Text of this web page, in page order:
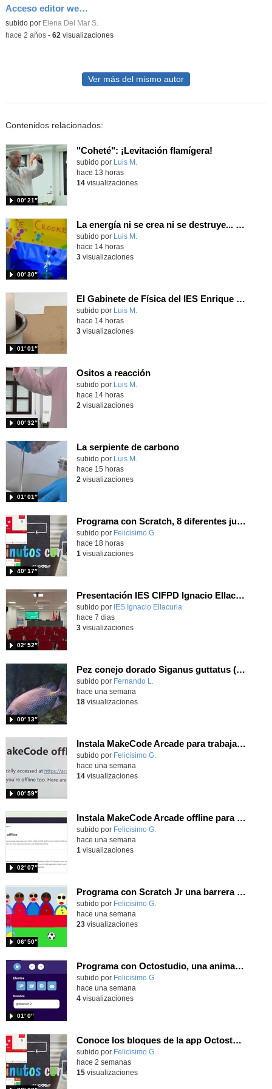
Acceso editor web-code.org
Contenido educativo.
subido por Elena Del Mar S.
-hace 2 años- 62 visualizaciones
Ver más del mismo autor
Contenidos relacionados:
"Coheté": ¡Levitación flamígera!
Contenido educativo.
subido por Luis M.
00′ 21″
hace 13 horas
14visualizaciones
La energía ni se crea ni se destruye... ¡se experimenta! El Tierno en la Feria Madrid es Ciencia 2026
Contenido educativo.
subido por Luis M.
00′ 30″
hace 14 horas
3visualizaciones
El Gabinete de Física del IES Enrique Tierno Galván de Parla (Curso 25-26)
Contenido educativo.
subido por Luis M.
01′ 01″
hace 14 horas
3visualizaciones
Ositos a reacción
Contenido educativo.
subido por Luis M.
00′ 32″
hace 14 horas
2 visualizaciones
La serpiente de carbono
Contenido educativo.
subido por Luis M.
01′ 01″
hace 15 horas
2 visualizaciones
Programa con Scratch, 8 diferentes juegos para vivir la emoción de los partidos de España en el mundial 2026
Contenido educativo.
subido por Felicisimo G.
40′ 17″
hace 18 horas
1 visualizaciones
Presentación IES CIFPD Ignacio Ellacuría
Contenido educativo.
subido por IES Ignacio Ellacuria
02′ 52″
hace 7 dias
3visualizaciones
Pez conejo dorado Siganus guttatus (Bloch, 1786)
Contenido educativo.
subido por Fernando L.
00′ 13″
hace una semana
18visualizaciones
Instala MakeCode Arcade para trabajar offline en tu tablet, ordenador, Chromebook
Contenido educativo.
subido por Felicisimo G.
00′ 59″
hace una semana
14visualizaciones
Instala MakeCode Arcade offline para programar grandes juegos sin necesidad de Internet
Contenido educativo.
subido por Felicisimo G.
02′ 07″
hace una semana
1 visualizaciones
Programa con Scratch Jr una barrera que se desplaza para dar sensación de movimiento
Contenido educativo.
subido por Felicisimo G.
06′ 50″
hace una semana
23visualizaciones
Programa con Octostudio, una animación utilizando la cámara para una foto y audio y texto para comunicar.
Contenido educativo.
subido por Felicisimo G.
01′ 0″
hace una semana
4visualizaciones
Conoce los bloques de la app Octostudio, gratuito, offline y para tu tablet y móvil - Contenido educativo
Contenido educativo.
subido por Felicisimo G.
hace 2 semanas
15visualizaciones